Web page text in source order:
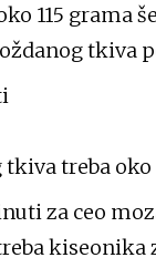
115 grama
tkiva
tkiva treba
za ceo
kiseonika